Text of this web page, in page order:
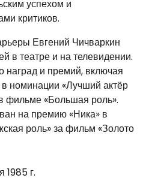
успехом и
критиков.
Евгений Чичваркин
в театре и на телевидении.
наград и премий, включая
номинации «Лучший актёр
фильме «Большая роль».
на премию «Ника» в
роль» за фильм «Золото
1985 г.